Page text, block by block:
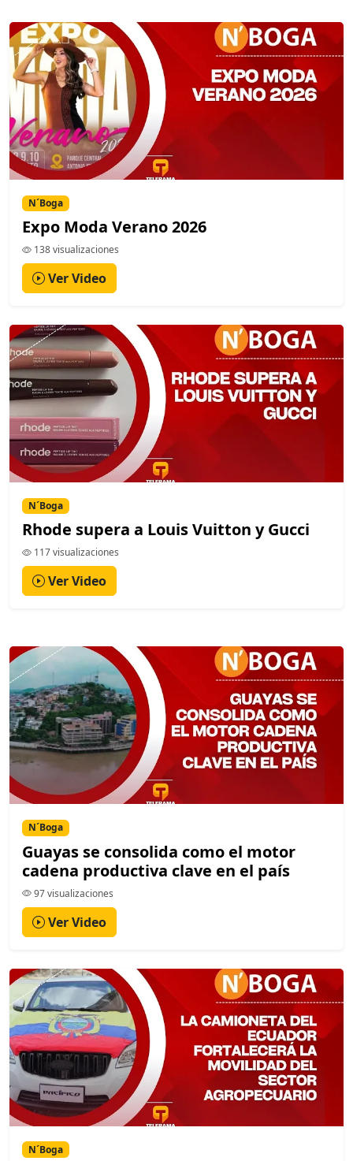
N´Boga
Expo Moda Verano 2026
138 visualizaciones
Ver Video
N´Boga
Rhode supera a Louis Vuitton y Gucci
117 visualizaciones
Ver Video
N´Boga
Guayas se consolida como el motor
cadena productiva clave en el país
97 visualizaciones
Ver Video
N´Boga